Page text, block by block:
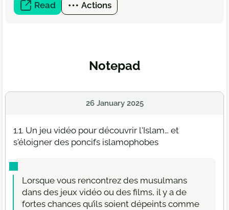
Read (open
a
Actions
Notepad
26 January 2025
1.1. Un jeu vidéo pour découvrir l'Islam… et
s'éloigner des poncifs islamophobes
Lorsque vous rencontrez des musulmans
dans des jeux vidéo ou des films, il y a de
fortes chances qu’ils soient dépeints comme